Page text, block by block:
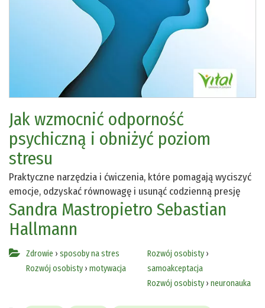
Jak wzmocnić odporność
psychiczną i obniżyć poziom
stresu
Praktyczne narzędzia i ćwiczenia, które pomagają wyciszyć
emocje, odzyskać równowagę i usunąć codzienną presję
Sandra Mastropietro Sebastian
Hallmann
Zdrowie › sposoby na stres
Rozwój osobisty › motywacja
Rozwój osobisty›
samoakceptacja
Rozwój osobisty› neuronauka